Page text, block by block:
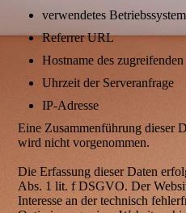
verwendetes Betriebssystem
Referrer URL
Hostname des
Uhrzeit der Serveranfrage
IP-Adresse
Eine Zusammenführung dieser
wird nicht vorgenommen.
Die Erfassung dieser Daten
Abs. 1 lit. f DSGVO. Der
Interesse an der technisch